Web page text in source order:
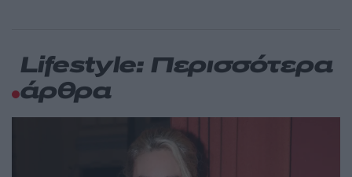
Lifestyle: Περισσότερα
άρθρα